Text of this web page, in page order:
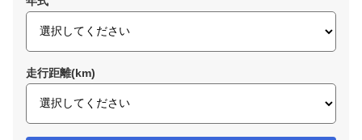
走行距離(km)